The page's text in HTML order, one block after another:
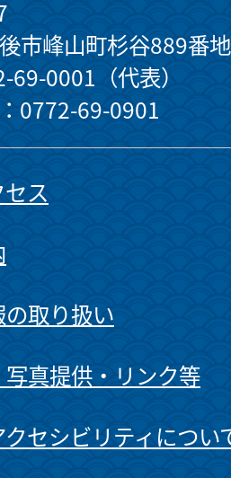
市峰山町杉谷889番地
0001（代表）
0772-69-0901
ス
取り扱い
真提供・リンク等
クセシビリティについ